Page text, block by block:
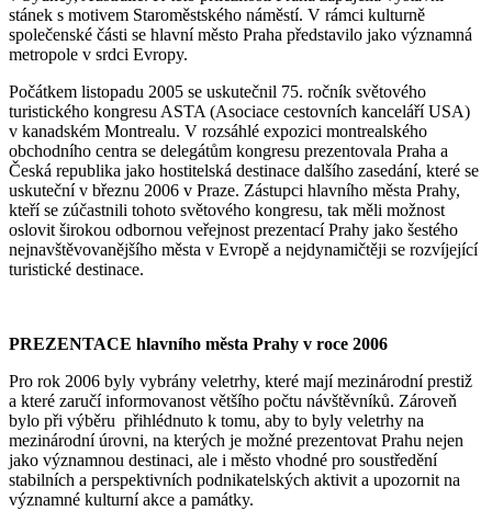
stánek s motivem Staroměstského náměstí. V rámci kulturně
společenské části se hlavní město Praha představilo jako významná
metropole v srdci Evropy.
Počátkem listopadu 2005 se uskutečnil 75. ročník světového
turistického kongresu ASTA (Asociace cestovních kanceláří USA)
v kanadském Montrealu. V rozsáhlé expozici montrealského
obchodního centra se delegátům kongresu prezentovala Praha a
Česká republika jako hostitelská destinace dalšího zasedání, které se
uskuteční v březnu 2006 v Praze. Zástupci hlavního města Prahy,
kteří se zúčastnili tohoto světového kongresu, tak měli možnost
oslovit širokou odbornou veřejnost prezentací Prahy jako šestého
nejnavštěvovanějšího města v Evropě a nejdynamičtěji se rozvíjející
turistické destinace.
PREZENTACE hlavního města Prahy v roce 2006
Pro rok 2006 byly vybrány veletrhy, které mají mezinárodní prestiž
a které zaručí informovanost většího počtu návštěvníků. Zároveň
bylo při výběru přihlédnuto k tomu, aby to byly veletrhy na
mezinárodní úrovni, na kterých je možné prezentovat Prahu nejen
jako významnou destinaci, ale i město vhodné pro soustředění
stabilních a perspektivních podnikatelských aktivit a upozornit na
významné kulturní akce a památky.